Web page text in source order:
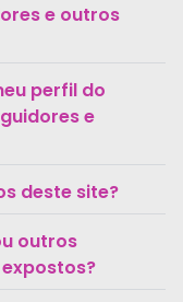
e outros
perfil do
e
deste site?
outros